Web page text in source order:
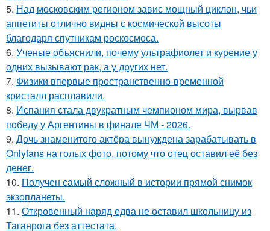
5. Над московским регионом завис мощный циклон, чьи
аппетиты отлично видны с космической высоты
благодаря спутникам роскосмоса.
6. Ученые объяснили, почему ультрафиолет и курение у
одних вызывают рак, а у других нет.
7. Физики впервые пространственно-временной
кристалл расплавили.
8. Испания стала двукратным чемпионом мира, вырвав
победу у Аргентины в финале ЧМ - 2026.
9. Дочь знаменитого актёра вынуждена зарабатывать в
Onlyfans на голых фото, потому что отец оставил её без
денег.
10. Получен самый сложный в истории прямой снимок
экзопланеты.
11. Откровенный наряд едва не оставил школьницу из
Таганрога без аттестата.